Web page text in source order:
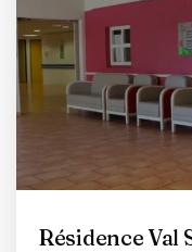
Résidence Val